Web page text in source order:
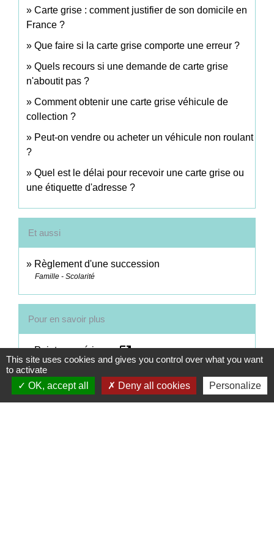
Carte grise : comment justifier de son domicile en
France ?
Que faire si la carte grise comporte une erreur ?
Quels recours si une demande de carte grise
n'aboutit pas ?
Comment obtenir une carte grise véhicule de
collection ?
Peut-on vendre ou acheter un véhicule non roulant
?
Quel est le délai pour recevoir une carte grise ou
une étiquette d'adresse ?
Et aussi
Règlement d'une succession
Famille - Scolarité
Pour en savoir plus
Points numériquesopen_in_new
Ministère chargé de l'intérieur
Signaler une erreur sur cette page
This site uses cookies and gives you control over what you want
to activate
OK, accept all
Deny all cookies Personalize